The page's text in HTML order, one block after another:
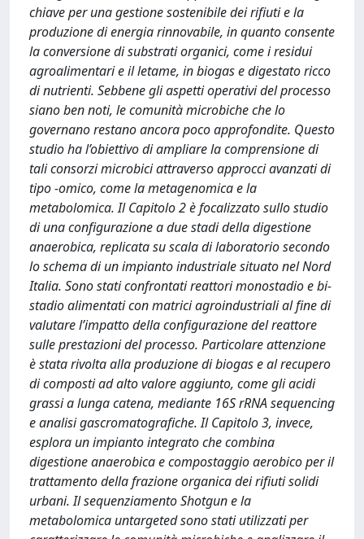
chiave per una gestione sostenibile dei rifiuti e la
produzione di energia rinnovabile, in quanto consente
la conversione di substrati organici, come i residui
agroalimentari e il letame, in biogas e digestato ricco
di nutrienti. Sebbene gli aspetti operativi del processo
siano ben noti, le comunità microbiche che lo
governano restano ancora poco approfondite. Questo
studio ha l’obiettivo di ampliare la comprensione di
tali consorzi microbici attraverso approcci avanzati di
tipo -omico, come la metagenomica e la
metabolomica. Il Capitolo 2 è focalizzato sullo studio
di una configurazione a due stadi della digestione
anaerobica, replicata su scala di laboratorio secondo
lo schema di un impianto industriale situato nel Nord
Italia. Sono stati confrontati reattori monostadio e bi-
stadio alimentati con matrici agroindustriali al fine di
valutare l’impatto della configurazione del reattore
sulle prestazioni del processo. Particolare attenzione
è stata rivolta alla produzione di biogas e al recupero
di composti ad alto valore aggiunto, come gli acidi
grassi a lunga catena, mediante 16S rRNA sequencing
e analisi gascromatografiche. Il Capitolo 3, invece,
esplora un impianto integrato che combina
digestione anaerobica e compostaggio aerobico per il
trattamento della frazione organica dei rifiuti solidi
urbani. Il sequenziamento Shotgun e la
metabolomica untargeted sono stati utilizzati per